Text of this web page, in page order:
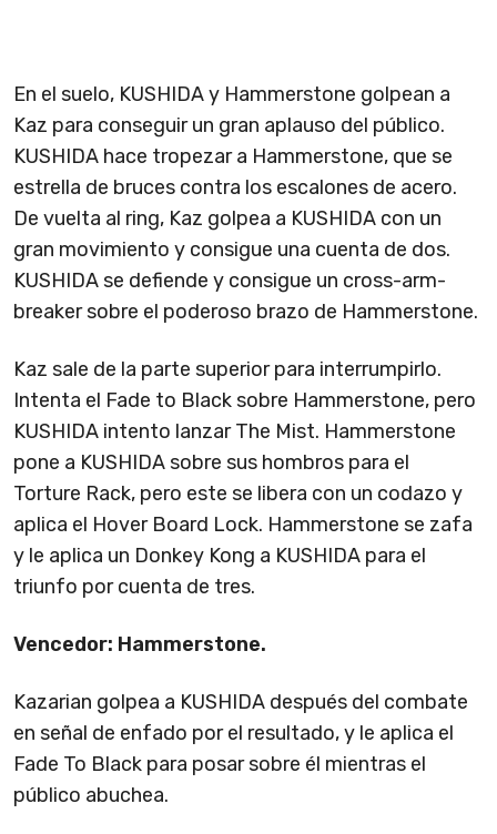
En el suelo, KUSHIDA y Hammerstone golpean a
Kaz para conseguir un gran aplauso del público.
KUSHIDA hace tropezar a Hammerstone, que se
estrella de bruces contra los escalones de acero.
De vuelta al ring, Kaz golpea a KUSHIDA con un
gran movimiento y consigue una cuenta de dos.
KUSHIDA se defiende y consigue un cross-arm-
breaker sobre el poderoso brazo de Hammerstone.
Kaz sale de la parte superior para interrumpirlo.
Intenta el Fade to Black sobre Hammerstone, pero
KUSHIDA intento lanzar The Mist. Hammerstone
pone a KUSHIDA sobre sus hombros para el
Torture Rack, pero este se libera con un codazo y
aplica el Hover Board Lock. Hammerstone se zafa
y le aplica un Donkey Kong a KUSHIDA para el
triunfo por cuenta de tres.
Vencedor: Hammerstone.
Kazarian golpea a KUSHIDA después del combate
en señal de enfado por el resultado, y le aplica el
Fade To Black para posar sobre él mientras el
público abuchea.